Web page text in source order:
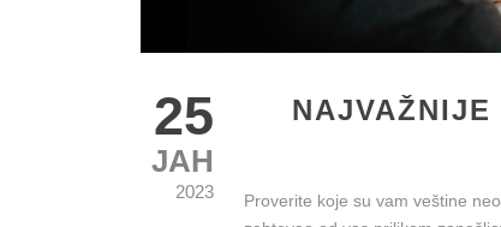
25
ЈАН
2023
Proverite koje su vam veštine